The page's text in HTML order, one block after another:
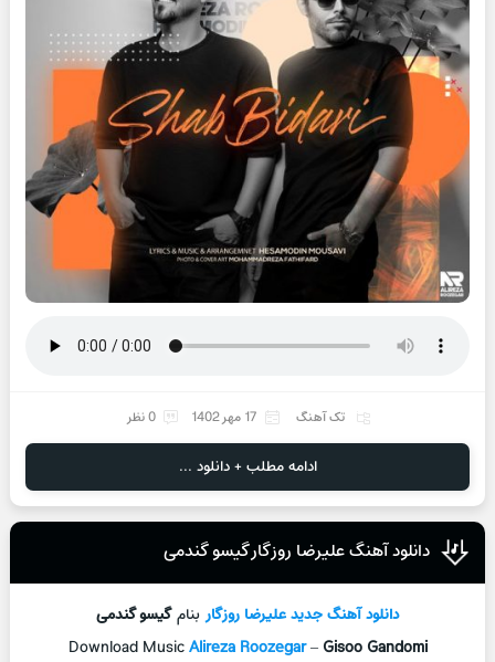
تک آهنگ 17 مهر 1402 0 نظر
ادامه مطلب + دانلود ...
دانلود آهنگ علیرضا روزگار گیسو گندمی
دانلود آهنگ جدیدعلیرضا روزگاربنامگیسو گندمی
Download MusicAlireza Roozegar– Gisoo Gandomi